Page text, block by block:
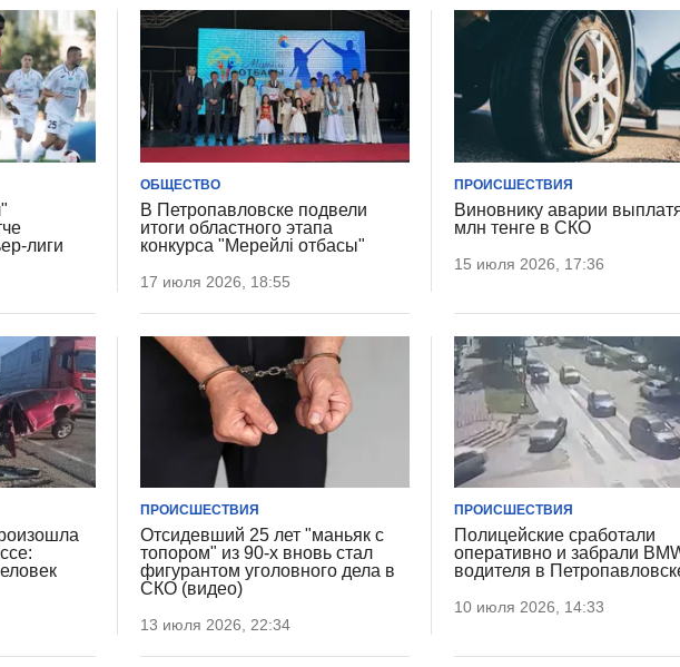
лиги
ОБЩЕСТВО
В Петропавловске подвели
итоги областного этапа
конкурса "Мерейлі отбасы"
17 июля 2026, 18:55
ПРОИСШЕСТВИЯ
Виновнику аварии
млн тенге в СКО
15 июля 2026, 17:36
ПРОИСШЕСТВИЯ
Отсидевший 25 лет "маньяк с
топором" из 90-х вновь стал
фигурантом уголовного дела в
СКО (видео)
13 июля 2026, 22:34
ПРОИСШЕСТВИЯ
Полицейские сработали
оперативно и забрали
водителя в
10 июля 2026, 14:33